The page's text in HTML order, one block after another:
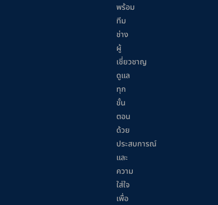
พร้อม
ทีม
ช่าง
ผู้
เชี่ยวชาญ
ดูแล
ทุก
ขั้น
ตอน
ด้วย
ประสบการณ์
และ
ความ
ใส่ใจ
เพื่อ